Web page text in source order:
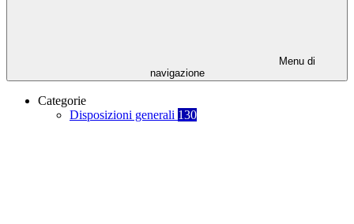
Menu di
navigazione
Categorie
Disposizioni generali 130